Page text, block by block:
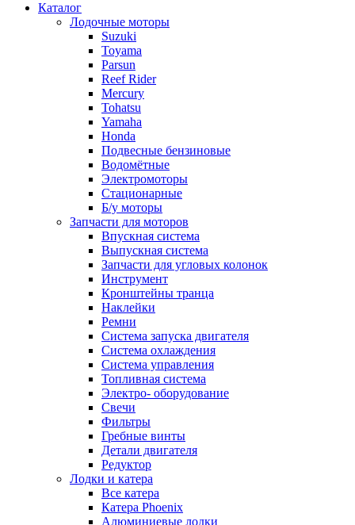
Каталог
Лодочные моторы
Suzuki
Toyama
Parsun
Reef Rider
Mercury
Tohatsu
Yamaha
Honda
Подвесные бензиновые
Водомётные
Электромоторы
Стационарные
Б/у моторы
Запчасти для моторов
Впускная система
Выпускная система
Запчасти для угловых колонок
Инструмент
Кронштейны транца
Наклейки
Ремни
Система запуска двигателя
Система охлаждения
Система управления
Топливная система
Электро- оборудование
Свечи
Фильтры
Гребные винты
Детали двигателя
Редуктор
Лодки и катера
Все катера
Катера Phoenix
Алюминиевые лодки